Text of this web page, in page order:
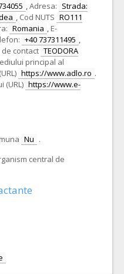
,Adresa: Strada:
, Cod NUTS RO111
Romania , E-
+40 737311495 ,
contact TEODORA
principal al
https://www.adlo.ro .
(URL) https://www.e-
Nu .
central de